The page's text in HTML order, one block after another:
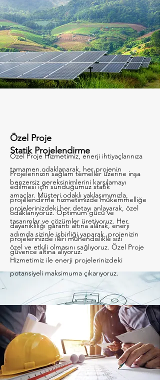
Statik Projelendirme
Projelerinizin sağlam temeller üzerine inşa
edilmesi için sunduğumuz statik
projelendirme hizmetimizde mükemmelliğe
odaklanıyoruz. Optimum gücü ve
dayanıklılığı garanti altına alarak, enerji
projelerinizde ileri mühendislikle sizi
güvence altına alıyoruz.
Özel Proje
Özel Proje Hizmetimiz, enerji ihtiyaçlarınıza
tamamen odaklanarak, her projenin
benzersiz gereksinimlerini karşılamayı
amaçlar. Müşteri odaklı yaklaşımımızla,
projelerinizdeki her detayı anlayarak, özel
tasarımlar ve çözümler üretiyoruz. Her
adımda sizinle işbirliği yaparak, projenizin
özel ve etkili olmasını sağlıyoruz. Özel Proje
Hizmetimiz ile enerji projelerinizdeki
potansiyeli maksimuma çıkarıyoruz.